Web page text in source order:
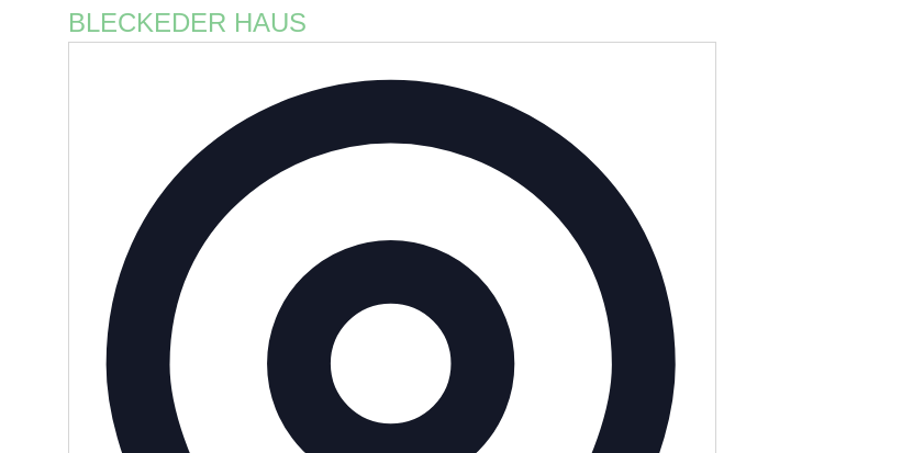
BLECKEDER HAUS